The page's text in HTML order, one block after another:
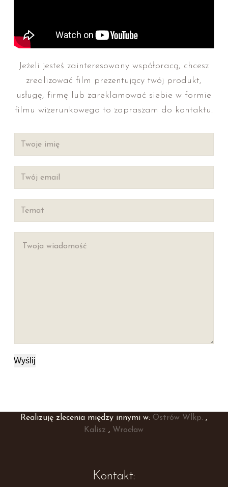
Jeżeli jesteś zainteresowany współpracą, chcesz
zrealizować film prezentujący twój produkt,
usługę, firmę lub zareklamować siebie w formie
filmu wizerunkowego to zapraszam do kontaktu.
Wyślij
Realizuję zlecenia między innymi w: Ostrów Wlkp. ,
Kalisz , Wrocław
Kontakt: